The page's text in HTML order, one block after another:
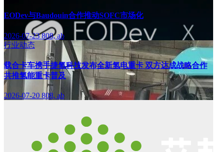
EODev与Baudouin合作推动SOFC市场化
2026-07-23808, ab
行业动态
载合卡车携手捷氢科技发布全新氢电重卡 双方达成战略合作
共推氢能重卡普及
2026-07-20 808, ab